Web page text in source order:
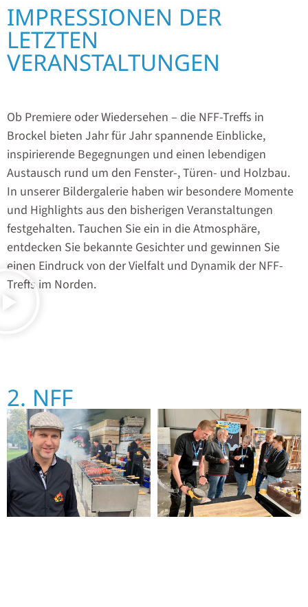
IMPRESSIONEN DER
LETZTEN
VERANSTALTUNGEN
Ob Premiere oder Wiedersehen – die NFF-Treffs in
Brockel bieten Jahr für Jahr spannende Einblicke,
inspirierende Begegnungen und einen lebendigen
Austausch rund um den Fenster-, Türen- und Holzbau.
In unserer Bildergalerie haben wir besondere Momente
und Highlights aus den bisherigen Veranstaltungen
festgehalten. Tauchen Sie ein in die Atmosphäre,
entdecken Sie bekannte Gesichter und gewinnen Sie
einen Eindruck von der Vielfalt und Dynamik der NFF-
Treffs im Norden.
2. NFF